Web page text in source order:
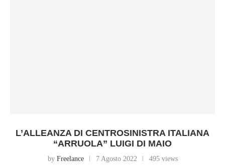
L’ALLEANZA DI CENTROSINISTRA ITALIANA
“ARRUOLA” LUIGI DI MAIO
by Freelance 7 Agosto 2022 495 views